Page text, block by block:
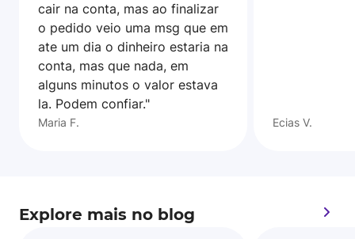
cair na conta, mas ao finalizar
o pedido veio uma msg que em
ate um dia o dinheiro estaria na
conta, mas que nada, em
alguns minutos o valor estava
la. Podem confiar."
Maria F. Ecias V.
Explore mais no blog